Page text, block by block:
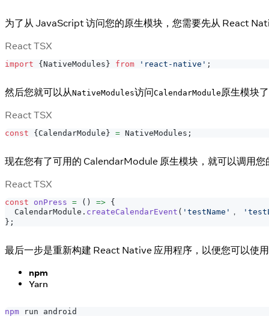
为了从 JavaScript 访问您的原生模块，您需要先从 React
React TSX
import { NativeModules } from 'react-native' ;
然后您就可以从NativeModules访问CalendarModule 原生模块
React TSX
const { CalendarModule } = NativeModules ;
现在您有了可用的 CalendarModule 原生模块，就可以调用您
React TSX
const onPress = ( ) => {
CalendarModule . createCalendarEvent ( 'testName' ，
} ;
最后一步是重新构建 React Native 应用程序，以便您可以使
npm
Yarn
npm run android